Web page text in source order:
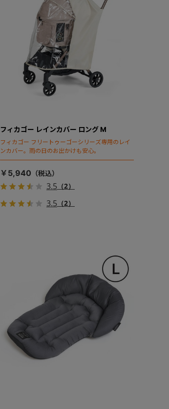
フィカゴー レインカバー ロング M
フィカゴー フリートゥーゴーシリーズ専用のレイ
ンカバー。雨の日のお出かけも安心。
￥5,940
3.5 （2）
3.5 （2）